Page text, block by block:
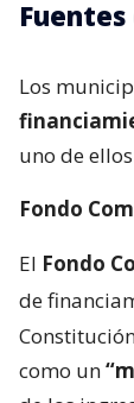
Los
uno de
Fondo
El Fondo
de
como un